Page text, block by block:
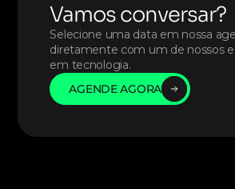
Vamos conversar?
Selecione uma data em nossa
diretamente com um de nossos
em tecnologia.
AGENDE AGORA
AGENDE AGORA
AGENDE AGORA